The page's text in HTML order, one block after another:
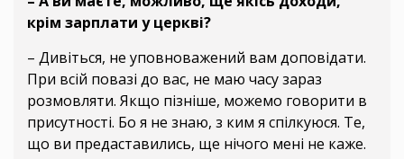
крім зарплати у церкві?
– Дивіться, не уповноважений вам доповідати.
При всій повазі до вас, не маю часу зараз
розмовляти. Якщо пізніше, можемо говорити в
присутності. Бо я не знаю, з ким я спілкуюся. Те,
що ви предаставились, ще нічого мені не каже.